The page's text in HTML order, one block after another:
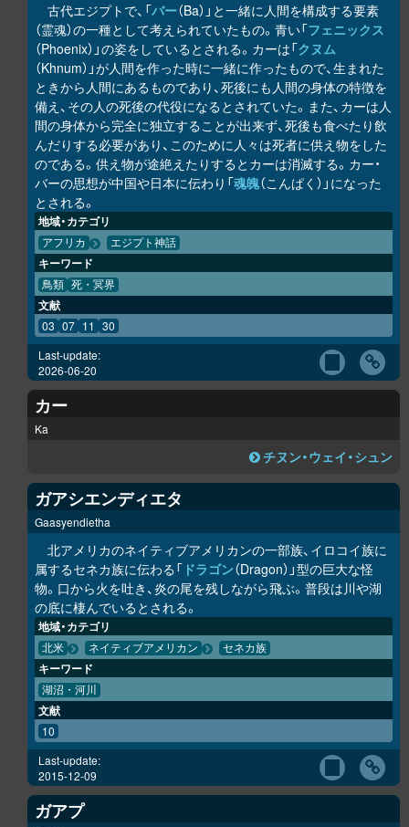
古代エジプトで、「バー（Ba）」と一緒に人間を構成する要素
（霊魂）の一種として考えられていたもの。青い「フェニックス
（Phoenix）」の姿をしているとされる。カーは「クヌム
（Khnum）」が人間を作った時に一緒に作ったもので、生まれた
ときから人間にあるものであり、死後にも人間の身体の特徴を
備え、その人の死後の代役になるとされていた。また、カーは人
間の身体から完全に独立することが出来ず、死後も食べたり飲
んだりする必要があり、このために人々は死者に供え物をした
のである。供え物が途絶えたりするとカーは消滅する。カー・
バーの思想が中国や日本に伝わり「魂魄（こんぱく）」になった
とされる。
地域・カテゴリ
アフリカ エジプト神話
キーワード
鳥類 死・冥界
文献
03 07 11 30
Last-update:
2026-06-20
カー
Ka
チヌン・ウェイ・シュン
ガアシエンディエタ
Gaasyendietha
北アメリカのネイティブアメリカンの一部族、イロコイ族に
属するセネカ族に伝わる「 ドラゴン（Dragon）」型の巨大な怪
物。口から火を吐き、炎の尾を残しながら飛ぶ。普段は川や湖
の底に棲んでいるとされる。
地域・カテゴリ
北米 ネイティブアメリカン セネカ族
キーワード
湖沼・河川
文献
10
Last-update:
2015-12-09
ガアプ